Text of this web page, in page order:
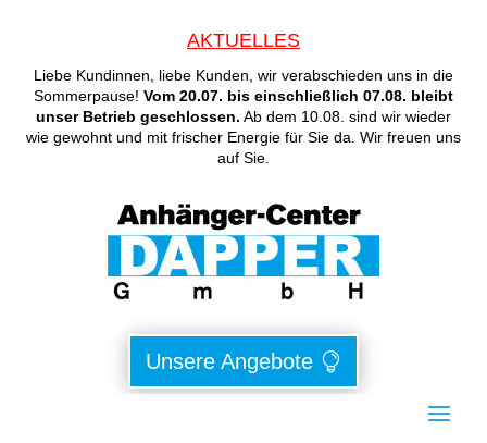
AKTUELLES
Liebe Kundinnen, liebe Kunden, wir verabschieden uns in die
Sommerpause! Vom 20.07. bis einschließlich 07.08. bleibt
unser Betrieb geschlossen. Ab dem 10.08. sind wir wieder
wie gewohnt und mit frischer Energie für Sie da. Wir freuen uns
auf Sie.
Unsere Angebote